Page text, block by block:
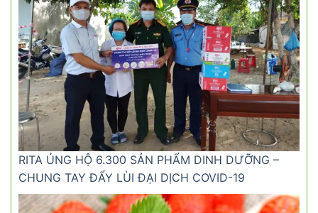
RITA ỦNG HỘ 6.300 SẢN PHẨM DINH DƯỠNG –
CHUNG TAY ĐẨY LÙI ĐẠI DỊCH COVID-19